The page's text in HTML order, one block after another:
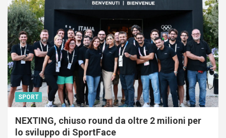
SPORT
NEXTING, chiuso round da oltre 2 milioni per
lo sviluppo di SportFace